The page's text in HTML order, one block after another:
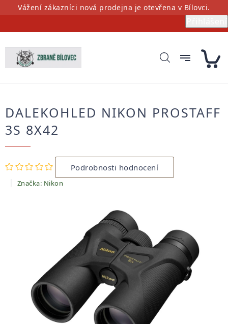
PřejítVážení zákazníci nová prodejna je otevřena v Bílovci.
DALEKOHLED NIKON PROSTAFF
3S 8X42
Průměrné
hodnocení
produktu
je
Podrobnosti hodnocení
Značka: Nikon